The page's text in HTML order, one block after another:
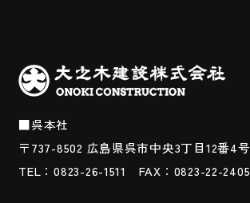
■呉本社
〒737-8502 広島県呉市中央3丁目12番4号
TEL：0823-26-1511 FAX：0823-22-2405